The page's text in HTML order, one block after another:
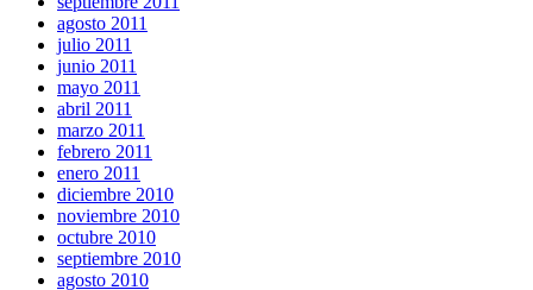
agosto 2011
julio 2011
junio 2011
mayo 2011
abril 2011
marzo 2011
febrero 2011
enero 2011
diciembre 2010
noviembre 2010
octubre 2010
septiembre 2010
agosto 2010